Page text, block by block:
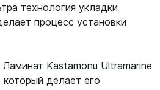
технология укладки
процесс установки
Ламинат Kastamonu Ultramarine
делает его